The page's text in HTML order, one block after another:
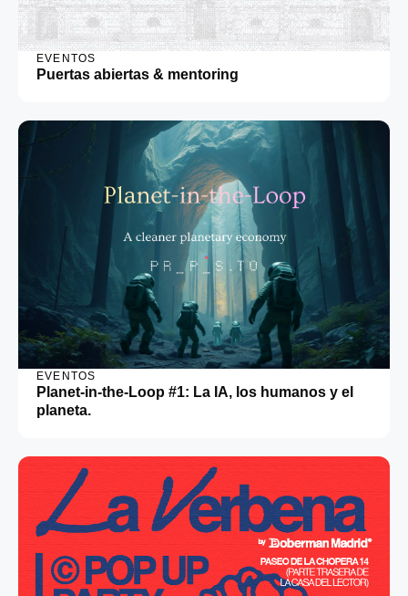
EVENTOS
Puertas abiertas & mentoring
EVENTOS
Planet-in-the-Loop #1: La IA, los humanos y el
planeta.